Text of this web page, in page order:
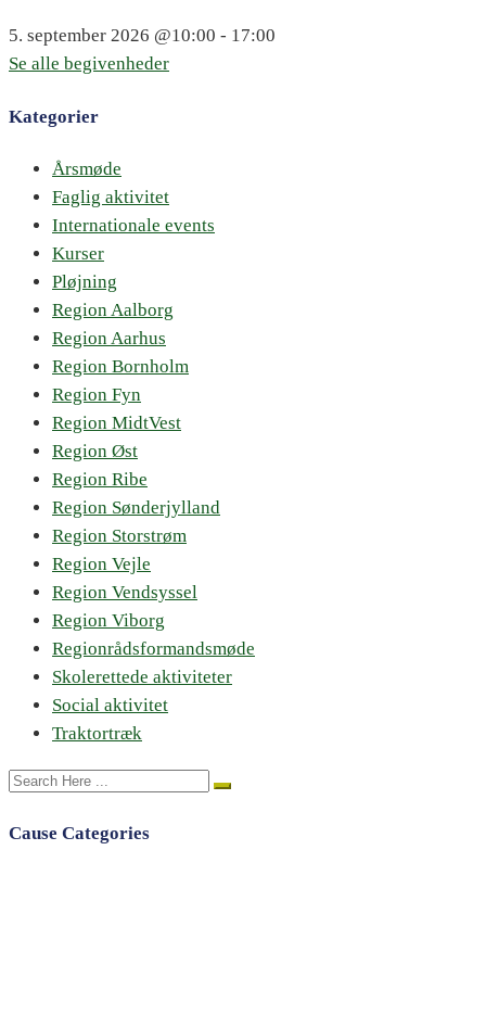
5. september 2026 @10:00 - 17:00
Se alle begivenheder
Kategorier
Årsmøde
Faglig aktivitet
Internationale events
Kurser
Pløjning
Region Aalborg
Region Aarhus
Region Bornholm
Region Fyn
Region MidtVest
Region Øst
Region Ribe
Region Sønderjylland
Region Storstrøm
Region Vejle
Region Vendsyssel
Region Viborg
Regionrådsformandsmøde
Skolerettede aktiviteter
Social aktivitet
Traktortræk
Cause Categories